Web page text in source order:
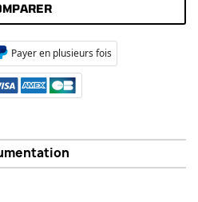
Payer en plusieurs fois